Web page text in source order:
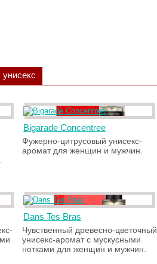
унисекс
Bigarade Concentree
Фужерно-цитрусовый унисекс-
аромат для женщин и мужчин.
Dans Tes Bras
Чувственный древесно-цветочный
унисекс-аромат с мускусными
нотками для женщин и мужчин.